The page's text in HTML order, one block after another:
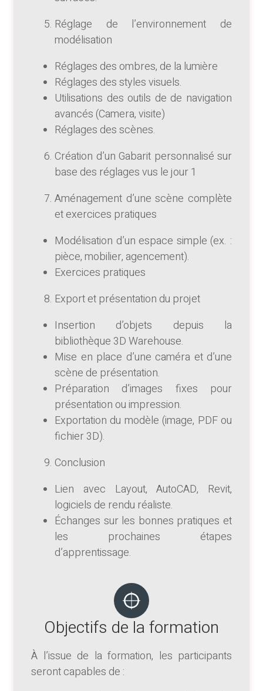
Réglage de l’environnement de
modélisation
Réglages des ombres, de la lumière
Réglages des styles visuels.
Utilisations des outils de de navigation
avancés (Camera, visite)
Réglages des scènes.
Création d’un Gabarit personnalisé sur
base des réglages vus le jour 1
Aménagement d’une scène complète
et exercices pratiques
Modélisation d’un espace simple (ex. :
pièce, mobilier, agencement).
Exercices pratiques
Export et présentation du projet
Insertion d’objets depuis la
bibliothèque 3D Warehouse.
Mise en place d’une caméra et d’une
scène de présentation.
Préparation d’images fixes pour
présentation ou impression.
Exportation du modèle (image, PDF ou
fichier 3D).
Conclusion
Lien avec Layout, AutoCAD, Revit,
logiciels de rendu réaliste.
Échanges sur les bonnes pratiques et
les prochaines étapes
d’apprentissage.
Objectifs de la formation
À l’issue de la formation, les participants
seront capables de :